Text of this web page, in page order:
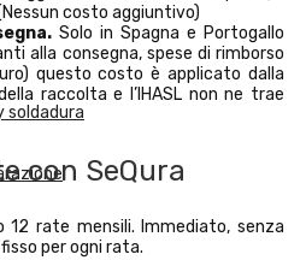
soldadura
costo aggiuntivo)
Solo in Spagna e Portogallo
alla consegna, spese di rimborso
questo costo è applicato dalla
raccolta e l’IHASL non ne trae
con SeQura
12 rate mensili. Immediato, senza
per ogni rata.